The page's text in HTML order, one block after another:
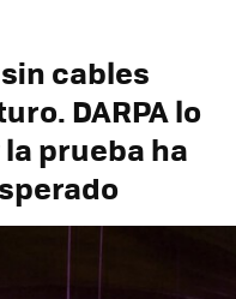
cables
DARPA lo
prueba ha